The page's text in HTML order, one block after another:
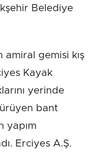
Belediye
amiral gemisi kış
Kayak
yerinde
bant
yapım
Erciyes A.Ş.